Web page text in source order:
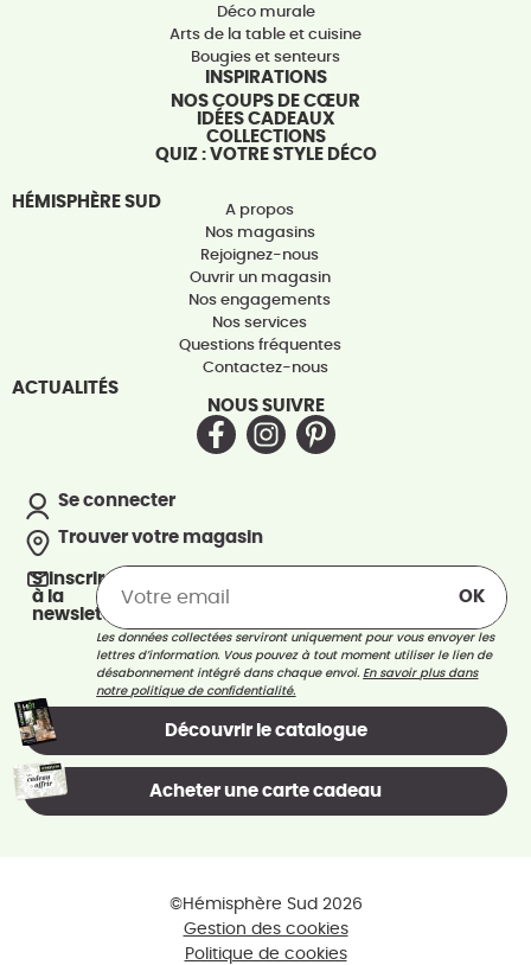
Déco murale
Arts de la table et cuisine
Bougies et senteurs
INSPIRATIONS
NOS COUPS DE CŒUR
IDÉES CADEAUX
COLLECTIONS
QUIZ : VOTRE STYLE DÉCO
HÉMISPHÈRE SUD
A propos
Nos magasins
Rejoignez-nous
Ouvrir un magasin
Nos engagements
Nos services
Questions fréquentes
Contactez-nous
ACTUALITÉS
NOUS SUIVRE
Se connecter
Trouver votre magasin
S’inscrire
à la
newsletter
Les données collectées serviront uniquement pour vous envoyer les
lettres d’information. Vous pouvez à tout moment utiliser le lien de
désabonnement intégré dans chaque envoi.En savoir plus dans
notre politique de confidentialité.
Découvrir le catalogue
Acheter une carte cadeau
©Hémisphère Sud 2026
Gestion des cookies
Politique de cookies